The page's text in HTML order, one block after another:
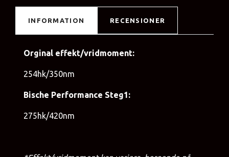
INFORMATION RECENSIONER
Orginal effekt/vridmoment:
254hk/350nm
Bische Performance Steg1:
275hk/420nm